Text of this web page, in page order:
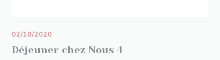
Déjeuner chez Nous 4
02/10/2020